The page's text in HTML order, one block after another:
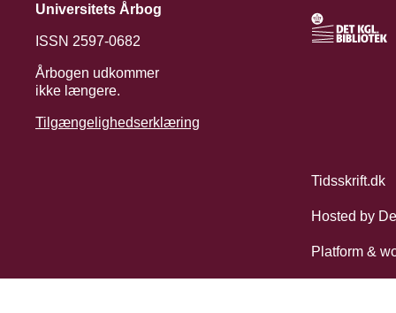
Universitets Årbog
ISSN 2597-0682
Årbogen udkommer
ikke længere.
Tilgængelighedserklæring